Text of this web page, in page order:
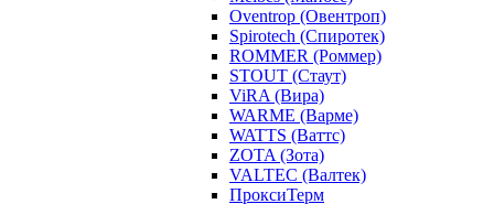
Oventrop (Овентроп)
Spirotech (Спиротек)
ROMMER (Роммер)
STOUT (Стаут)
ViRA (Вира)
WARME (Варме)
WATTS (Ваттс)
ZOTA (Зота)
VALTEC (Валтек)
ПроксиТерм